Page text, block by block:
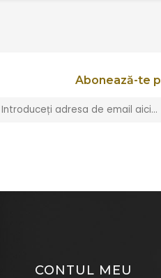
Abonează-te
CONTUL MEU